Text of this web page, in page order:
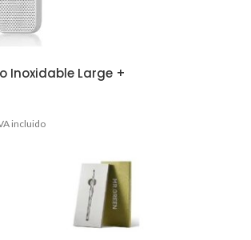
Inoxidable Large +
incluido